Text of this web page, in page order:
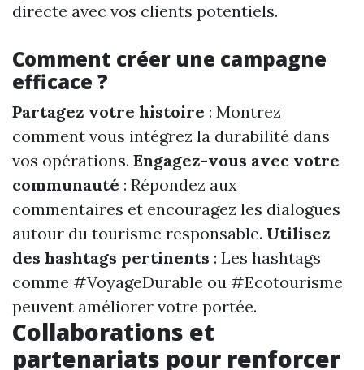
directe avec vos clients potentiels.
Comment créer une campagne
efficace ?
Partagez votre histoire : Montrez
comment vous intégrez la durabilité dans
vos opérations. Engagez-vous avec votre
communauté : Répondez aux
commentaires et encouragez les dialogues
autour du tourisme responsable. Utilisez
des hashtags pertinents : Les hashtags
comme #VoyageDurable ou #Ecotourisme
peuvent améliorer votre portée.
Collaborations et
partenariats pour renforcer